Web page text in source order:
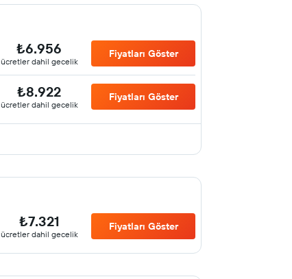
₺6.956
ücretler dahil gecelik
Fiyatları Göster
₺8.922
ücretler dahil gecelik
Fiyatları Göster
₺7.321
ücretler dahil gecelik
Fiyatları Göster